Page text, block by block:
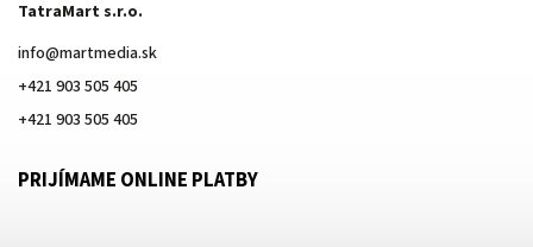
TatraMart s.r.o.
info@martmedia.sk
+421 903 505 405
+421 903 505 405
PRIJÍMAME ONLINE PLATBY